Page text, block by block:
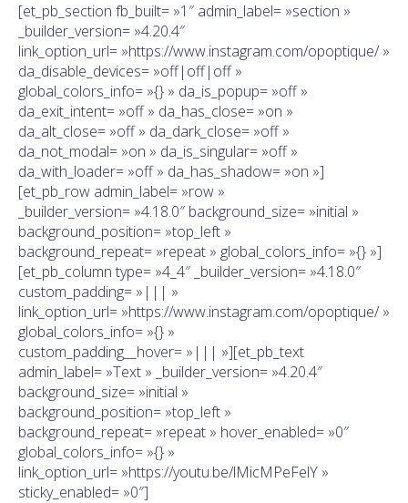
[et_pb_section fb_built= »1″ admin_label= »section »
_builder_version= »4.20.4″
link_option_url= »https://www.instagram.com/opoptique/ »
da_disable_devices= »off|off|off »
global_colors_info= »{} » da_is_popup= »off »
da_exit_intent= »off » da_has_close= »on »
da_alt_close= »off » da_dark_close= »off »
da_not_modal= »on » da_is_singular= »off »
da_with_loader= »off » da_has_shadow= »on »]
[et_pb_row admin_label= »row »
_builder_version= »4.18.0″ background_size= »initial »
background_position= »top_left »
background_repeat= »repeat » global_colors_info= »{} »]
[et_pb_column type= »4_4″ _builder_version= »4.18.0″
custom_padding= »||| »
link_option_url= »https://www.instagram.com/opoptique/ »
global_colors_info= »{} »
custom_padding__hover= »||| »][et_pb_text
admin_label= »Text » _builder_version= »4.20.4″
background_size= »initial »
background_position= »top_left »
background_repeat= »repeat » hover_enabled= »0″
global_colors_info= »{} »
link_option_url= »https://youtu.be/lMicMPeFelY »
sticky_enabled= »0″]